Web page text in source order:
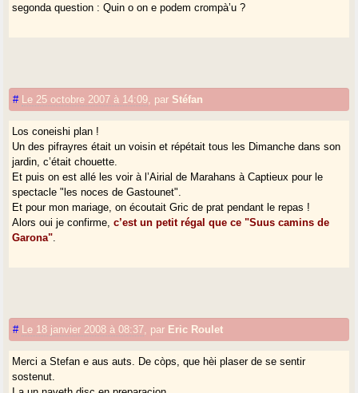
segonda question : Quin o on e podem crompà’u ?
# Le 25 octobre 2007 à 14:09 parStéfan
Los coneishi plan !
Un des pifrayres était un voisin et répétait tous les Dimanche dans son
jardin, c’était chouette.
Et puis on est allé les voir à l’Airial de Marahans à Captieux pour le
spectacle "les noces de Gastounet".
Et pour mon mariage, on écoutait Gric de prat pendant le repas !
Alors oui je confirme,c’est un petit régal que ce "Suus camins de
Garona"
# Le 18 janvier 2008 à 08:37 par Eric Roulet
Merci a Stefan e aus auts. De còps, que hèi plaser de se sentir
sostenut.